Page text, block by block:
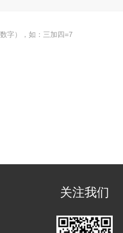
字），如：三加四=7
关注我们